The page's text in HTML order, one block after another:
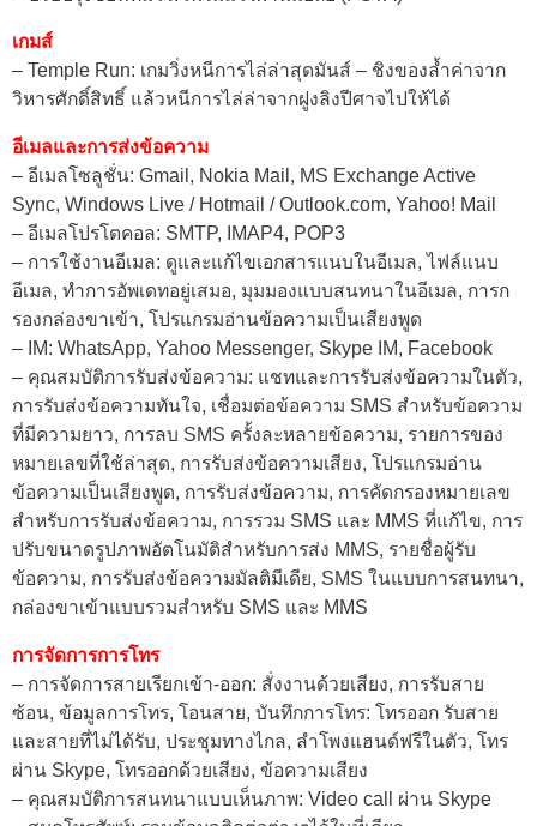
เกมส์
– Temple Run: เกมวิ่งหนีการไล่ล่าสุดมันส์ – ชิงของล้ำค่าจาก
วิหารศักดิ์สิทธิ์ แล้วหนีการไล่ล่าจากฝูงลิงปีศาจไปให้ได้
อีเมลและการส่งข้อความ
– อีเมลโซลูชั่น: Gmail, Nokia Mail, MS Exchange Active
Sync, Windows Live / Hotmail / Outlook.com, Yahoo! Mail
– อีเมลโปรโตคอล: SMTP, IMAP4, POP3
– การใช้งานอีเมล: ดูและแก้ไขเอกสารแนบในอีเมล, ไฟล์แนบ
อีเมล, ทำการอัพเดทอยู่เสมอ, มุมมองแบบสนทนาในอีเมล, การก
รองกล่องขาเข้า, โปรแกรมอ่านข้อความเป็นเสียงพูด
– IM: WhatsApp, Yahoo Messenger, Skype IM, Facebook
– คุณสมบัติการรับส่งข้อความ: แชทและการรับส่งข้อความในตัว,
การรับส่งข้อความทันใจ, เชื่อมต่อข้อความ SMS สำหรับข้อความ
ที่มีความยาว, การลบ SMS ครั้งละหลายข้อความ, รายการของ
หมายเลขที่ใช้ล่าสุด, การรับส่งข้อความเสียง, โปรแกรมอ่าน
ข้อความเป็นเสียงพูด, การรับส่งข้อความ, การคัดกรองหมายเลข
สำหรับการรับส่งข้อความ, การรวม SMS และ MMS ที่แก้ไข, การ
ปรับขนาดรูปภาพอัตโนมัติสำหรับการส่ง MMS, รายชื่อผู้รับ
ข้อความ, การรับส่งข้อความมัลติมีเดีย, SMS ในแบบการสนทนา,
กล่องขาเข้าแบบรวมสำหรับ SMS และ MMS
การจัดการการโทร
– การจัดการสายเรียกเข้า-ออก: สั่งงานด้วยเสียง, การรับสาย
ซ้อน, ข้อมูลการโทร, โอนสาย, บันทึกการโทร: โทรออก รับสาย
และสายที่ไม่ได้รับ, ประชุมทางไกล, ลำโพงแฮนด์ฟรีในตัว, โทร
ผ่าน Skype, โทรออกด้วยเสียง, ข้อความเสียง
– คุณสมบัติการสนทนาแบบเห็นภาพ: Video call ผ่าน Skype